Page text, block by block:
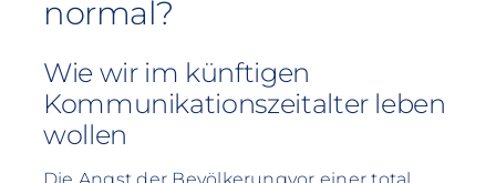
normal?
Wie wir im künftigen
Kommunikationszeitalter leben
wollen